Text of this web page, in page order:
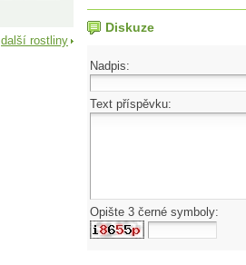
Diskuze
Nadpis:
Text příspěvku:
Opište 3 černé symboly:
další rostliny